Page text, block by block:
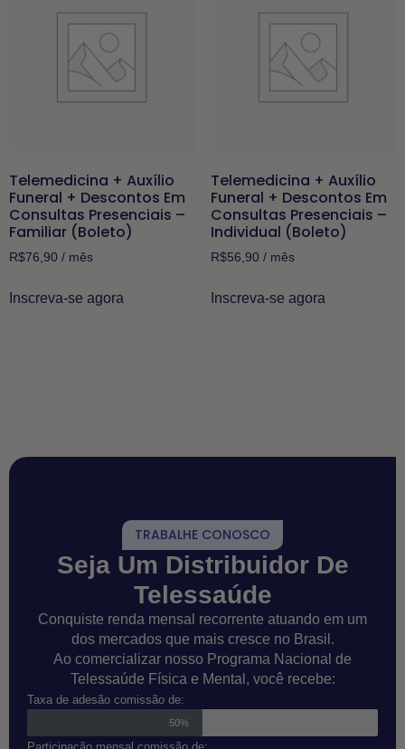
Telemedicina + Auxílio
Funeral + Descontos Em
Consultas Presenciais –
Familiar (Boleto)
R$76,90 / mês
Inscreva-se agora
Telemedicina + Auxílio
Funeral + Descontos Em
Consultas Presenciais –
Individual (Boleto)
R$56,90 / mês
Inscreva-se agora
TRABALHE CONOSCO
Seja Um Distribuidor De
Telessaúde
Conquiste renda mensal recorrente atuando em um
dos mercados que mais cresce no Brasil.
Ao comercializar nosso Programa Nacional de
Telessaúde Física e Mental, você recebe:
Taxa de adesão comissão de:
50%